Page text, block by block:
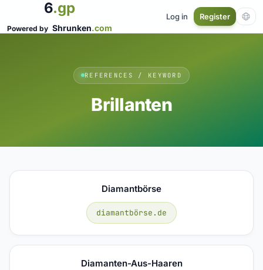
6.gp
Powered by Shrunken.com
Log in Register
REFERENCES / KEYWORD
Brillanten
Diamantbörse
diamantbörse.de
Diamanten-Aus-Haaren